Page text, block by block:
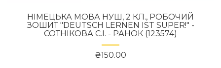
НІМЕЦЬКА МОВА НУШ, 2 КЛ., РОБОЧИЙ
ЗОШИТ "DEUTSCH LERNEN IST SUPER!" -
СОТНІКОВА С.І. - РАНОК (123574)
₴150.00